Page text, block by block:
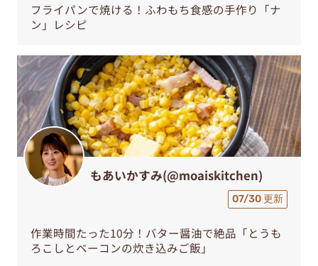
フライパンで焼ける！ふわもち食感の手作り「ナ
ン」レシピ
もあいかすみ(@moaiskitchen)
07/30 更新
作業時間たった10分！バター醤油で絶品「とうも
ろこしとベーコンの炊き込みご飯」